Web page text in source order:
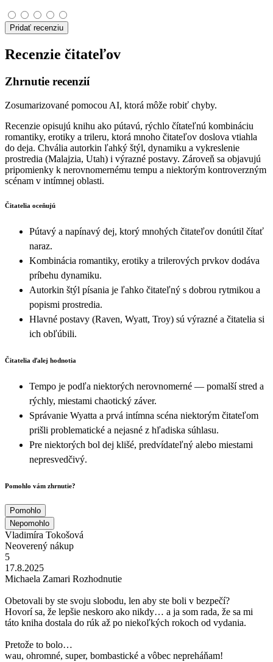
Pridať recenziu
Recenzie čitateľov
Zhrnutie recenzií
Zosumarizované pomocou AI, ktorá môže robiť chyby.
Recenzie opisujú knihu ako pútavú, rýchlo čítateľnú kombináciu
romantiky, erotiky a trileru, ktorá mnoho čitateľov doslova vtiahla
do deja. Chvália autorkin ľahký štýl, dynamiku a vykreslenie
prostredia (Malajzia, Utah) i výrazné postavy. Zároveň sa objavujú
pripomienky k nerovnomernému tempu a niektorým kontroverzným
scénam v intímnej oblasti.
Čitatelia oceňujú
Pútavý a napínavý dej, ktorý mnohých čitateľov donútil čítať
naraz.
Kombinácia romantiky, erotiky a trilerových prvkov dodáva
príbehu dynamiku.
Autorkin štýl písania je ľahko čitateľný s dobrou rytmikou a
popismi prostredia.
Hlavné postavy (Raven, Wyatt, Troy) sú výrazné a čitatelia si
ich obľúbili.
Čitatelia ďalej hodnotia
Tempo je podľa niektorých nerovnomerné — pomalší stred a
rýchly, miestami chaotický záver.
Správanie Wyatta a prvá intímna scéna niektorým čitateľom
prišli problematické a nejasné z hľadiska súhlasu.
Pre niektorých bol dej klišé, predvídateľný alebo miestami
nepresvedčivý.
Pomohlo vám zhrnutie?
Pomohlo
Nepomohlo
Vladimíra Tokošová
Neoverený nákup
5
17.8.2025
Michaela Zamari Rozhodnutie
Obetovali by ste svoju slobodu, len aby ste boli v bezpečí?
Hovorí sa, že lepšie neskoro ako nikdy… a ja som rada, že sa mi
táto kniha dostala do rúk až po niekoľkých rokoch od vydania.
Pretože to bolo…
wau, ohromné, super, bombastické a vôbec nepreháňam!